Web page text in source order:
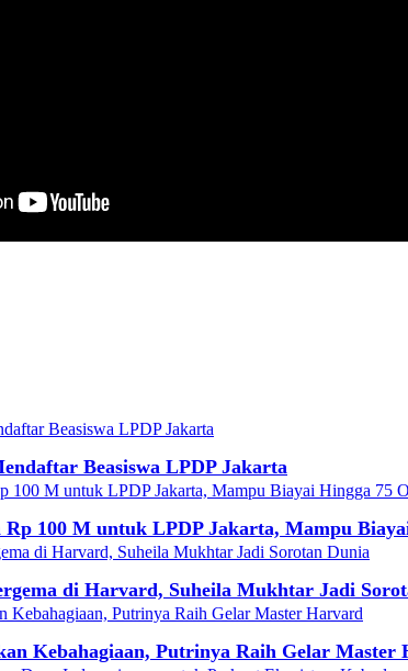
Beasiswa LPDP Jakarta
100 M untuk LPDP Jakarta, Mampu
di Harvard, Suheila Mukhtar Jadi
Kebahagiaan, Putrinya Raih Gelar Master